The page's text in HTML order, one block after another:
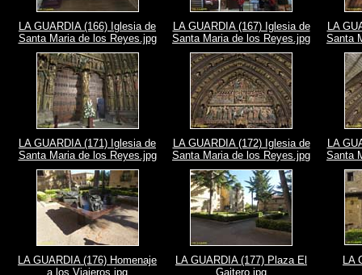
LA GUARDIA (166) Iglesia de
Santa Maria de los Reyes.jpg
LA GUARDIA (167) Iglesia de
Santa Maria de los Reyes.jpg
LA
Santa
LA GUARDIA (171) Iglesia de
Santa Maria de los Reyes.jpg
LA GUARDIA (172) Iglesia de
Santa Maria de los Reyes.jpg
LA
Santa
LA GUARDIA (176) Homenaje
a los Viajeros.jpg
LA GUARDIA (177) Plaza El
Gaitero.jpg
LA